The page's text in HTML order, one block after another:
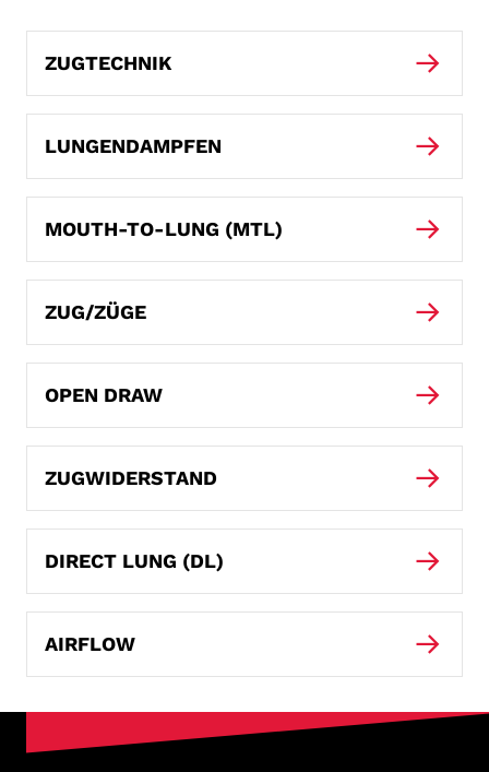
ZUGTECHNIK
LUNGENDAMPFEN
MOUTH-TO-LUNG (MTL)
ZUG/ZÜGE
OPEN DRAW
ZUGWIDERSTAND
DIRECT LUNG (DL)
AIRFLOW